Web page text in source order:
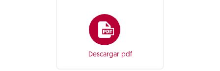
Descargar pdf